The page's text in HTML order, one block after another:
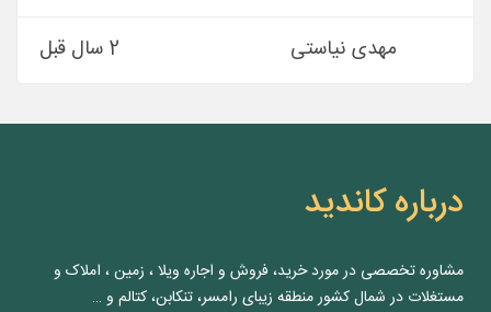
مهدی نیاستی 2 سال قبل
درباره کاندید
مشاوره‌ تخصصی در مورد خرید، فروش و اجاره ویلا ، زمین ، املاک و
مستغلات در شمال کشور منطقه زیبای رامسر، تنکابن، کتالم و …